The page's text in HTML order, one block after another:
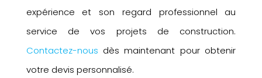
expérience et son regard professionnel au
service de vos projets de construction.
Contactez-nous dès maintenant pour obtenir
votre devis personnalisé.